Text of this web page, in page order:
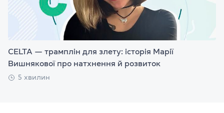
CELTA — трамплін для злету: історія Марії
Вишнякової про натхнення й розвиток
5 хвилин